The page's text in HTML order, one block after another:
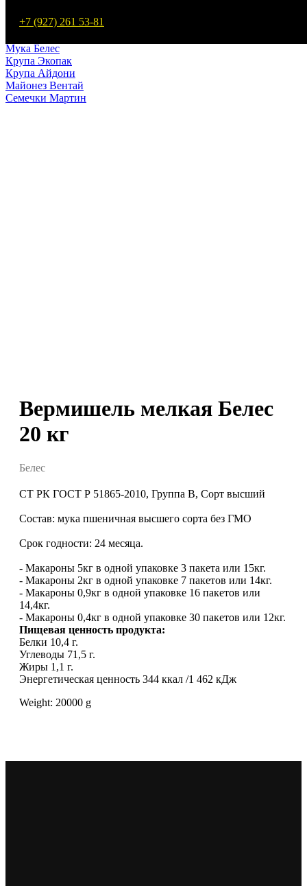
+7 (927) 261 53-81
Мука Мартин
Мука Белес
Крупа Экопак
Крупа Айдони
Майонез Вентай
Семечки Мартин
Вермишель мелкая Белес
20 кг
Белес
СТ РК ГОСТ Р 51865-2010, Группа В, Сорт высший
Состав: мука пшеничная высшего сорта без ГМО
Срок годности: 24 месяца.
- Макароны 5кг в одной упаковке 3 пакета или 15кг.
- Макароны 2кг в одной упаковке 7 пакетов или 14кг.
- Макароны 0,9кг в одной упаковке 16 пакетов или
14,4кг.
- Макароны 0,4кг в одной упаковке 30 пакетов или 12кг.
Пищевая ценность продукта:
Белки 10,4 г.
Углеводы 71,5 г.
Жиры 1,1 г.
Энергетическая ценность 344 ккал /1 462 кДж
Weight: 20000 g